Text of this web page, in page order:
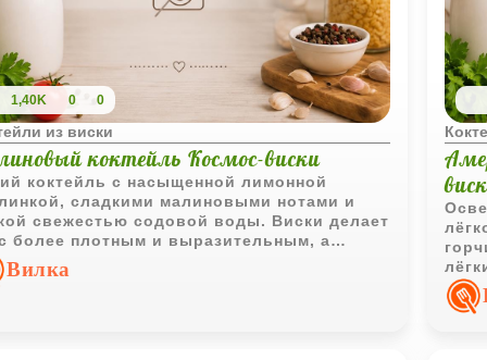
1,40K 0 0
из виски
коктейль Космос-виски
коктейль с насыщенной лимонной
сладкими малиновыми нотами и
свежестью содовой воды. Виски делает
более плотным и выразительным, а
добавляет приятный фруктовый
Вилка